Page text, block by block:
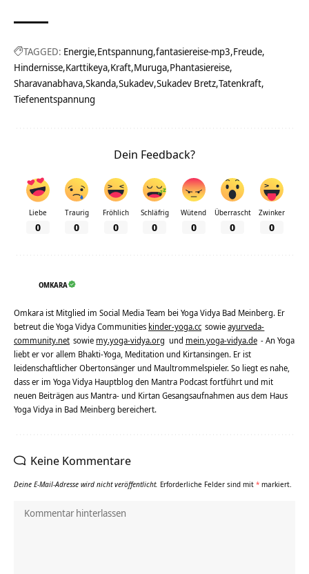
TAGGED: Energie Entspannung fantasiereise-mp3 Freude
Hindernisse Karttikeya Kraft Muruga Phantasiereise
Sharavanabhava Skanda Sukadev Sukadev Bretz Tatenkraft
Tiefenentspannung
Dein Feedback?
Liebe
0
Traurig
0
Fröhlich
0
Schläfrig
0
Wütend
0
Überrascht
0
Zwinker
0
OMKARA
Omkara ist Mitglied im Social Media Team bei Yoga Vidya Bad Meinberg. Er
betreut die Yoga Vidya Communities kinder-yoga.cc sowieayurveda-
community.net sowie my.yoga-vidya.org und mein.yoga-vidya.de - An Yoga
liebt er vor allem Bhakti-Yoga, Meditation und Kirtansingen. Er ist
leidenschaftlicher Obertonsänger und Maultrommelspieler. So liegt es nahe,
dass er im Yoga Vidya Hauptblog den Mantra Podcast fortführt und mit
neuen Beiträgen aus Mantra- und Kirtan Gesangsaufnahmen aus dem Haus
Yoga Vidya in Bad Meinberg bereichert.
Keine Kommentare
Deine E-Mail-Adresse wird nicht veröffentlicht. Erforderliche Felder sind mit * markiert.